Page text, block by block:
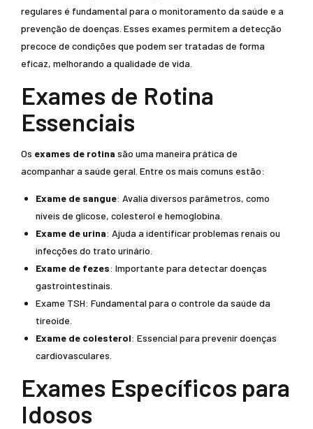
regulares é fundamental para o monitoramento da saúde e a
prevenção de doenças. Esses exames permitem a detecção
precoce de condições que podem ser tratadas de forma
eficaz, melhorando a qualidade de vida.
Exames de Rotina
Essenciais
Os exames de rotina são uma maneira prática de
acompanhar a saúde geral. Entre os mais comuns estão:
Exame de sangue: Avalia diversos parâmetros, como
níveis de glicose, colesterol e hemoglobina.
Exame de urina: Ajuda a identificar problemas renais ou
infecções do trato urinário.
Exame de fezes: Importante para detectar doenças
gastrointestinais.
Exame TSH: Fundamental para o controle da saúde da
tireoide.
Exame de colesterol: Essencial para prevenir doenças
cardiovasculares.
Exames Específicos para
Idosos